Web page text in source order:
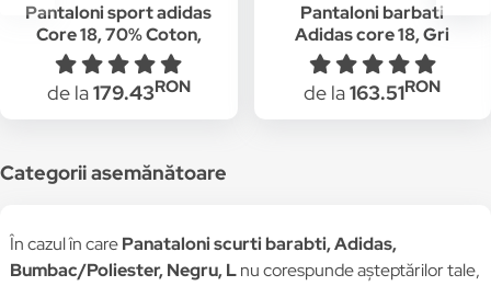
Pantaloni sport adidas
Core 18, 70% Coton,
30% Poliester, Negru
de la179.43RON
Pantaloni barbati
Adidas core 18, Gri
de la163.51RON
Categorii asemănătoare
În cazul în carePanataloni scurti barabti, Adidas,
Bumbac/Poliester, Negru, Lnu corespunde așteptărilor tale,